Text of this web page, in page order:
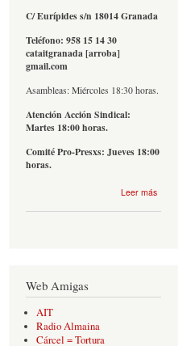
C/ Eurípides s/n 18014 Granada
Teléfono: 958 15 14 30
cataitgranada [arroba]
gmail.com
Asambleas: Miércoles 18:30 horas.
Atención Acción Sindical:
Martes 18:00 horas.
Comité Pro-Presxs: Jueves 18:00
horas.
Leer más
Web Amigas
AIT
Radio Almaina
Cárcel = Tortura